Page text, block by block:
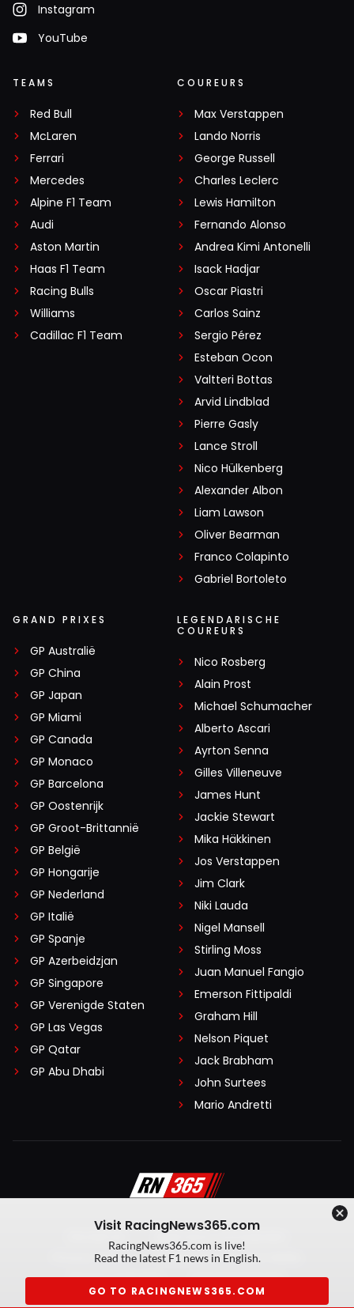
Instagram
YouTube
TEAMS
Red Bull
McLaren
Ferrari
Mercedes
Alpine F1 Team
Audi
Aston Martin
Haas F1 Team
Racing Bulls
Williams
Cadillac F1 Team
COUREURS
Max Verstappen
Lando Norris
George Russell
Charles Leclerc
Lewis Hamilton
Fernando Alonso
Andrea Kimi Antonelli
Isack Hadjar
Oscar Piastri
Carlos Sainz
Sergio Pérez
Esteban Ocon
Valtteri Bottas
Arvid Lindblad
Pierre Gasly
Lance Stroll
Nico Hülkenberg
Alexander Albon
Liam Lawson
Oliver Bearman
Franco Colapinto
Gabriel Bortoleto
GRAND PRIXES
GP Australië
GP China
GP Japan
GP Miami
GP Canada
GP Monaco
GP Barcelona
GP Oostenrijk
GP Groot-Brittannië
GP België
GP Hongarije
GP Nederland
GP Italië
GP Spanje
GP Azerbeidzjan
GP Singapore
GP Verenigde Staten
GP Las Vegas
GP Qatar
GP Abu Dhabi
LEGENDARISCHE
COUREURS
Nico Rosberg
Alain Prost
Michael Schumacher
Alberto Ascari
Ayrton Senna
Gilles Villeneuve
James Hunt
Jackie Stewart
Mika Häkkinen
Jos Verstappen
Jim Clark
Niki Lauda
Nigel Mansell
Stirling Moss
Juan Manuel Fangio
Emerson Fittipaldi
Graham Hill
Nelson Piquet
Jack Brabham
John Surtees
Mario Andretti
Algemene voorwaarden
Privacy Policy
Created by On Your Marks
Privacy manager
Kansspeluitingen
Visit RacingNews365.com
RacingNews365.com is live!
Read the latest F1 news in English.
GO TO RACINGNEWS365.COM